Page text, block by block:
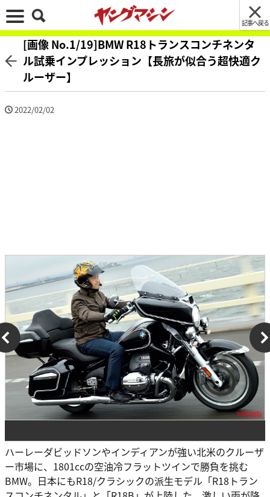
記事へ戻る
[画像 No.1/19]BMW R18トランスコンチネンタ
ル試乗インプレッション【長旅が似合う超快適ク
ルーザー】
2022/02/02
ハーレーダビッドソンやインディアンが強い北米のクルーザ
ー市場に、1801ccの空油冷フラットツインで勝負を挑む
BMW。日本にもR18/クラシックの派生モデル「R18トラン